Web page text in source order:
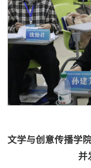
文学与创意传播学
并